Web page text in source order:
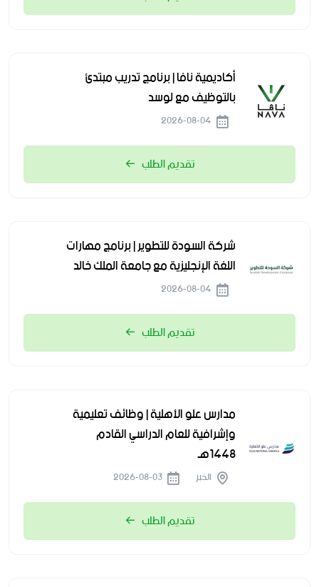
أكاديمية نافا | برنامج تدريب مبتدئ
بالتوظيف مع لوسد
تقديم الطلب
شركة السودة للتطوير | برنامج مهارات
اللغة الإنجليزية مع جامعة الملك خالد
تقديم الطلب
مدارس علو الأهلية | وظائف تعليمية
وإشرافية للعام الدراسي القادم
1448هـ
الخبر
تقديم الطلب